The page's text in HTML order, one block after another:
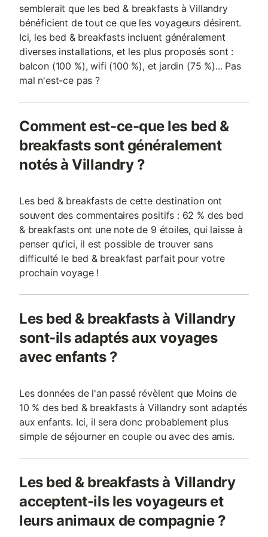
semblerait que les bed & breakfasts à Villandry
bénéficient de tout ce que les voyageurs désirent.
Ici, les bed & breakfasts incluent généralement
diverses installations, et les plus proposés sont :
balcon (100 %), wifi (100 %), et jardin (75 %)... Pas
mal n'est-ce pas ?
Comment est-ce-que les bed &
breakfasts sont généralement
notés à Villandry ?
Les bed & breakfasts de cette destination ont
souvent des commentaires positifs : 62 % des bed
& breakfasts ont une note de 9 étoiles, qui laisse à
penser qu'ici, il est possible de trouver sans
difficulté le bed & breakfast parfait pour votre
prochain voyage !
Les bed & breakfasts à Villandry
sont-ils adaptés aux voyages
avec enfants ?
Les données de l'an passé révèlent que Moins de
10 % des bed & breakfasts à Villandry sont adaptés
aux enfants. Ici, il sera donc probablement plus
simple de séjourner en couple ou avec des amis.
Les bed & breakfasts à Villandry
acceptent-ils les voyageurs et
leurs animaux de compagnie ?